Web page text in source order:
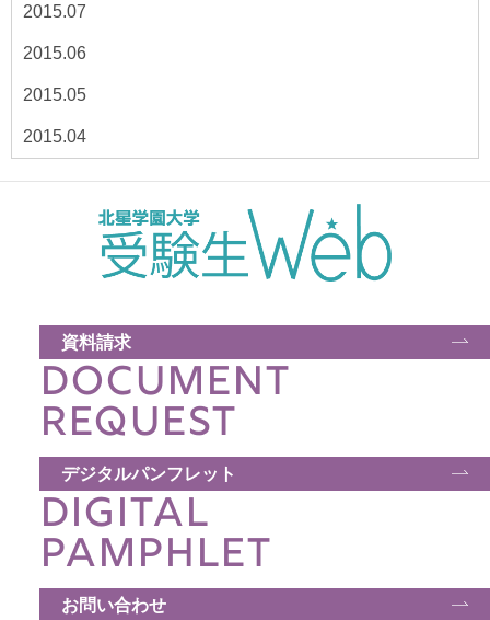
2015.07
2015.06
2015.05
2015.04
資料請求
DOCUMENT
REQUEST
デジタルパンフレット
DIGITAL
PAMPHLET
お問い合わせ